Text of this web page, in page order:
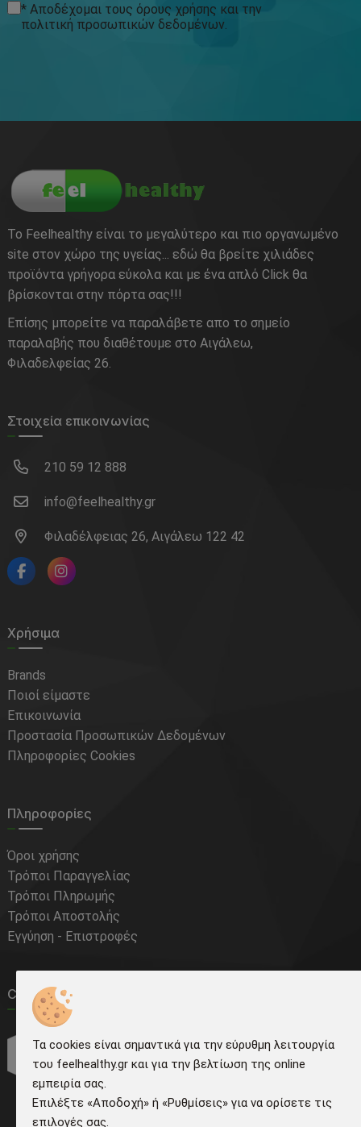
* Αποδέχομαι τους όρους χρήσης και την
πολιτική προσωπικών δεδομένων
Το Feelhealthy είναι το μεγαλύτερο και πιο οργανωμένο
site στον χώρο της υγείας... εδώ θα βρείτε χιλιάδες
προϊόντα γρήγορα εύκολα και με ένα απλό Click θα
βρίσκονται στην πόρτα σας!!!
Επίσης μπορείτε να παραλάβετε απο το σημείο
παραλαβής που διαθέτουμε στο Αιγάλεω,
Φιλαδελφείας 26.
Στοιχεία επικοινωνίας
210 59 12 888
info@feelhealthy.gr
Φιλαδέλφειας 26, Αιγάλεω 122 42
Χρήσιμα
Brands
Ποιοί είμαστε
Επικοινωνία
Προστασία Προσωπικών Δεδομένων
Πληροφορίες Cookies
Πληροφορίες
Όροι χρήσης
Τρόποι Παραγγελίας
Τρόποι Πληρωμής
Τρόποι Αποστολής
Εγγύηση - Επιστροφές
Courier Tracking
Τα cookies είναι σημαντικά για την εύρυθμη λειτουργία
του feelhealthy.gr και για την βελτίωση της online
εμπειρία σας.
Επιλέξτε «Αποδοχή» ή «Ρυθμίσεις» για να ορίσετε τις
επιλογές σας.